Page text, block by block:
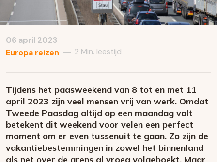
06 april 2023
Europa reizen — 2 Min. leestijd
Tijdens het paasweekend van 8 tot en met 11
april 2023 zijn veel mensen vrij van werk. Omdat
Tweede Paasdag altijd op een maandag valt
betekent dit weekend voor velen een perfect
moment om er even tussenuit te gaan. Zo zijn de
vakantiebestemmingen in zowel het binnenland
als net over de grens al vroeg volgeboekt. Maar